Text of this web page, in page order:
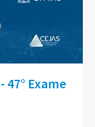
47° Exame